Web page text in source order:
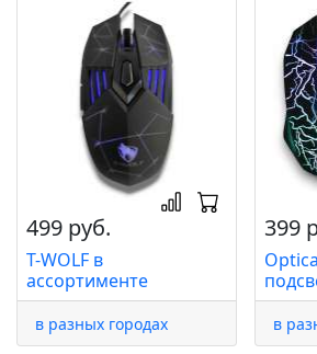
499 руб.
T-WOLF в
ассортименте
в разных городах
399
в